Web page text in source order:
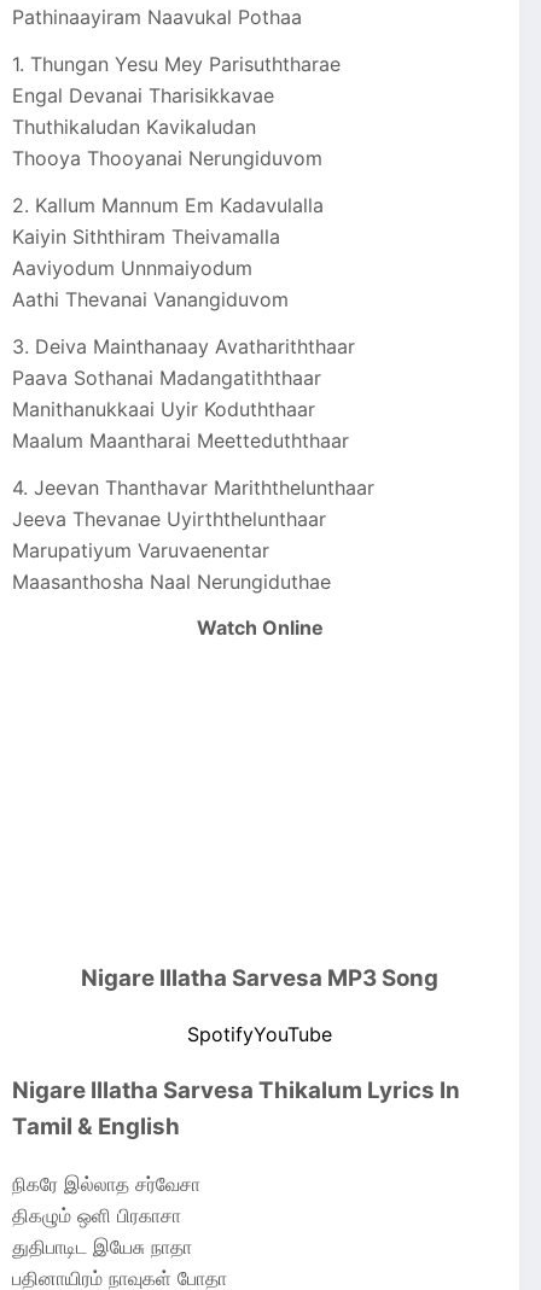
Pathinaayiram Naavukal Pothaa
1. Thungan Yesu Mey Parisuththarae
Engal Devanai Tharisikkavae
Thuthikaludan Kavikaludan
Thooya Thooyanai Nerungiduvom
2. Kallum Mannum Em Kadavulalla
Kaiyin Siththiram Theivamalla
Aaviyodum Unnmaiyodum
Aathi Thevanai Vanangiduvom
3. Deiva Mainthanaay Avathariththaar
Paava Sothanai Madangatiththaar
Manithanukkaai Uyir Koduththaar
Maalum Maantharai Meetteduththaar
4. Jeevan Thanthavar Mariththelunthaar
Jeeva Thevanae Uyirththelunthaar
Marupatiyum Varuvaenentar
Maasanthosha Naal Nerungiduthae
Watch Online
Nigare Illatha Sarvesa MP3 Song
SpotifyYouTube
Nigare Illatha Sarvesa Thikalum Lyrics In
Tamil & English
நிகரே இல்லாத சர்வேசா
திகழும் ஒளி பிரகாசா
துதிபாடிட இயேசு நாதா
பதினாயிரம் நாவுகள் போதா